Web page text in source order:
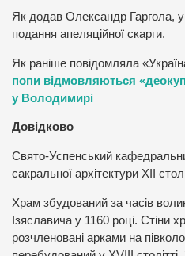
Як додав Олександр Гаргола, у
подання апеляційної скарги.
Як раніше повідомляла
попи відмовляються
у Володимирі
Довідково
Свято-Успенський
сакральної архітектури XII
Храм збудований за часів
Ізяславича у 1160 році. Стіни
розчленовані арками на